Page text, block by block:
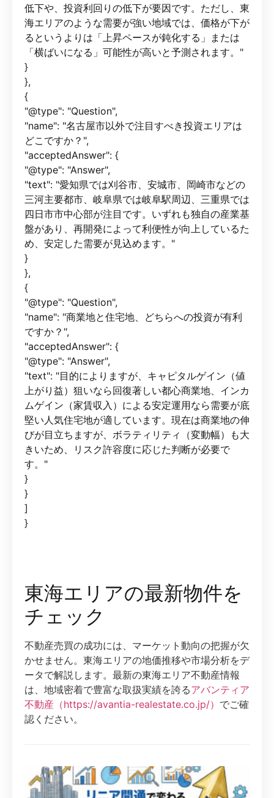
低下や、投資利回りの低下が要因です。ただし、東
海エリアのような需要が強い地域では、価格が下が
るというよりは「上昇ペースが鈍化する」または
「横ばいになる」可能性が高いと予測されます。"
}
},
{
"@type": "Question",
"name": "名古屋市以外で注目すべき投資エリアは
どこですか？",
"acceptedAnswer": {
"@type": "Answer",
"text": "愛知県では刈谷市、安城市、岡崎市などの
三河主要都市、岐阜県では岐阜駅周辺、三重県では
四日市市中心部が注目です。いずれも独自の産業基
盤があり、再開発によって利便性が向上しているた
め、安定した需要が見込めます。"
}
},
{
"@type": "Question",
"name": "商業地と住宅地、どちらへの投資が有利
ですか？",
"acceptedAnswer": {
"@type": "Answer",
"text": "目的によりますが、キャピタルゲイン（値
上がり益）狙いなら回復著しい都心商業地、インカ
ムゲイン（家賃収入）による安定運用なら需要が底
堅い人気住宅地が適しています。現在は商業地の伸
びが目立ちますが、ボラティリティ（変動幅）も大
きいため、リスク許容度に応じた判断が必要で
す。"
}
}
]
}
東海エリアの最新物件を
チェック
不動産売買の成功には、マーケット動向の把握が欠
かせません。東海エリアの地価推移や市場分析をデ
ータで解説します。最新の東海エリア不動産情報
は、地域密着で豊富な取扱実績を誇るアバンティア
不動産（https://avantia-realestate.co.jp/） でご確
認ください。